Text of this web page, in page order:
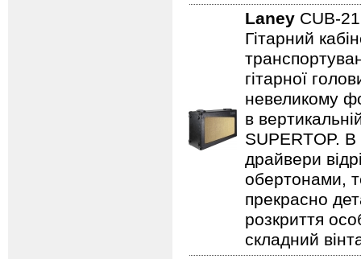
Laney CUB-
Гітарний
гітарної
невеликому
в
SUPERTOP. В
драйвери
обертонами,
прекрасно
розкриття
складний